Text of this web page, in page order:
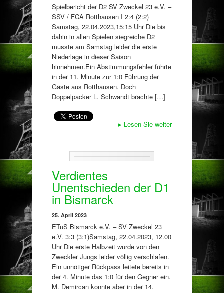
Spielbericht der D2 SV Zweckel 23 e.V. –
SSV / FCA Rotthausen I 2:4 (2:2)
Samstag, 22.04.2023,15:15 Uhr Die bis
dahin in allen Spielen siegreiche D2
musste am Samstag leider die erste
Niederlage in dieser Saison
hinnehmen.Ein Abstimmungsfehler führte
in der 11. Minute zur 1:0 Führung der
Gäste aus Rotthausen. Doch
Doppelpacker L. Schwandt brachte […]
▸ Lesen Sie weiter
Verdientes
Unentschieden der D1
in Bismarck
25. April 2023
ETuS Bismarck e.V. – SV Zweckel 23
e.V. 3:3 (3:1)Samstag, 22.04.2023, 12.00
Uhr Die erste Halbzeit wurde von den
Zweckler Jungs leider völlig verschlafen.
Ein unnötiger Rückpass leitete bereits in
der 4. Minute das 1:0 für den Gegner ein.
M. Demircan konnte aber in der 14.